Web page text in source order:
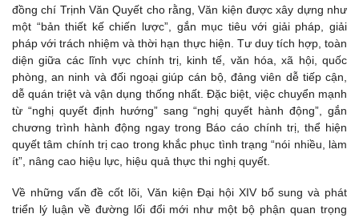
đồng chí Trịnh Văn Quyết cho rằng, Văn kiện được xây dựng như
một “bản thiết kế chiến lược”, gắn mục tiêu với giải pháp, giải
pháp với trách nhiệm và thời hạn thực hiện. Tư duy tích hợp, toàn
diện giữa các lĩnh vực chính trị, kinh tế, văn hóa, xã hội, quốc
phòng, an ninh và đối ngoại giúp cán bộ, đảng viên dễ tiếp cận,
dễ quán triệt và vận dụng thống nhất. Đặc biệt, việc chuyển mạnh
từ “nghị quyết định hướng” sang “nghị quyết hành động”, gắn
chương trình hành động ngay trong Báo cáo chính trị, thể hiện
quyết tâm chính trị cao trong khắc phục tình trạng “nói nhiều, làm
ít”, nâng cao hiệu lực, hiệu quả thực thi nghị quyết.
Về những vấn đề cốt lõi, Văn kiện Đại hội XIV bổ sung và phát
triển lý luận về đường lối đổi mới như một bộ phận quan trọng